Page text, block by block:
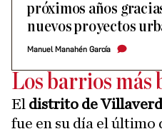
próximos años
nuevos proyectos
Manuel Manahén García
Los barrios más
El distrito de
fue en su día el último